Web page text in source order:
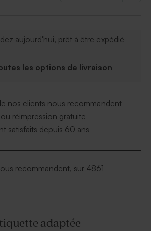
E414 E415, brillants E901 E903
E172. Peut contenir des traces
porc
aujourd'hui, prêt à être expédié
les options de livraison
nos clients nous recommandent
réimpression gratuite
satisfaits depuis 60 ans
recommandent, sur 4861
adaptée